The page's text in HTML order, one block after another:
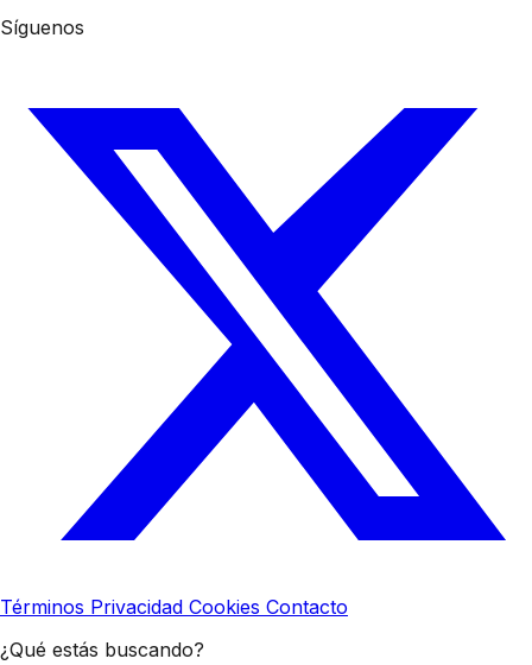
Síguenos
Términos Privacidad Cookies Contacto
¿Qué estás buscando?